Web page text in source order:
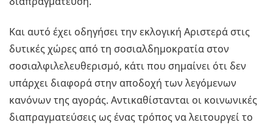
Και αυτό έχει οδηγήσει την εκλογική Αριστερά στις
δυτικές χώρες από τη σοσιαλδημοκρατία στον
σοσιαλφιλελευθερισμό, κάτι που σημαίνει ότι δεν
υπάρχει διαφορά στην αποδοχή των λεγόμενων
κανόνων της αγοράς. Αντικαθίστανται οι κοινωνικές
διαπραγματεύσεις ως ένας τρόπος να λειτουργεί το